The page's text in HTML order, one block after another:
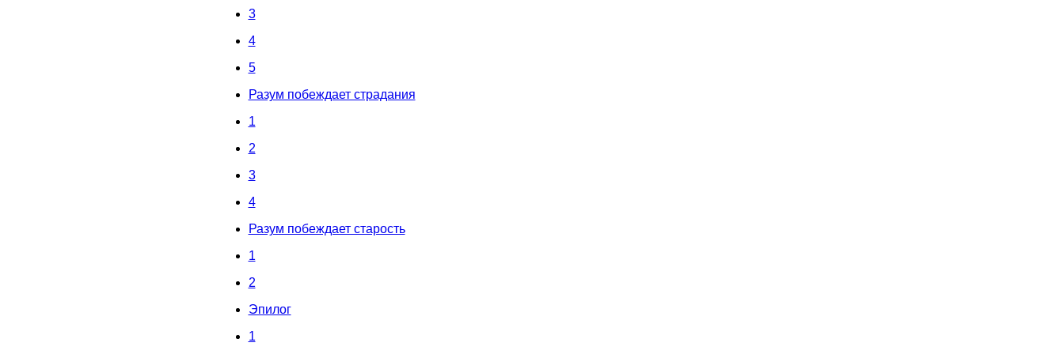
3
4
5
Разум побеждает страдания
1
2
3
4
Разум побеждает старость
1
2
Эпилог
1